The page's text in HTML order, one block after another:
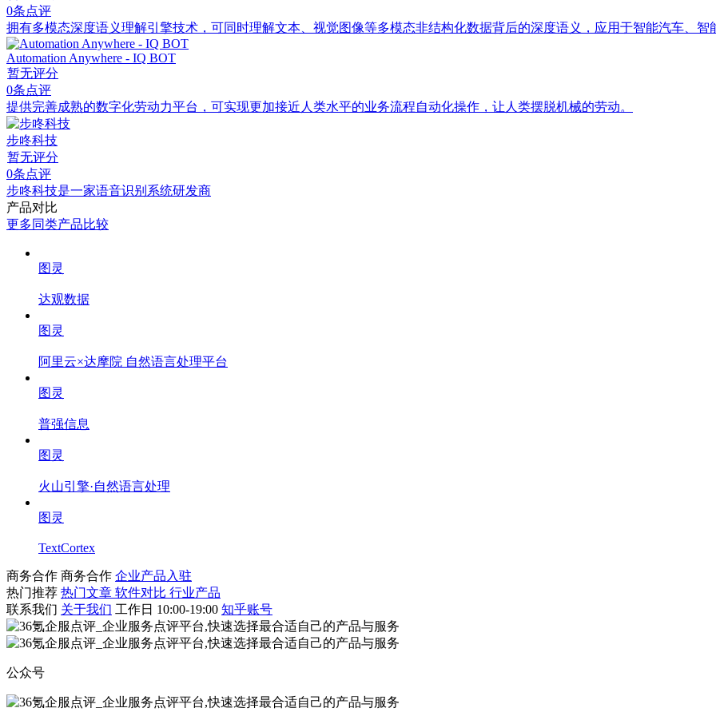
0条点评
拥有多模态深度语义理解引擎技术，可同时理解文本、视觉图像等多模态非结构化数据背后的深度语义，应用于智能汽车、智
Automation Anywhere - IQ BOT
暂无评分
0条点评
提供完善成熟的数字化劳动力平台，可实现更加接近人类水平的业务流程自动化操作，让人类摆脱机械的劳动。
步咚科技
暂无评分
0条点评
步咚科技是一家语音识别系统研发商
产品对比
更多同类产品比较
图灵
达观数据
图灵
阿里云×达摩院 自然语言处理平台
图灵
普强信息
图灵
火山引擎·自然语言处理
图灵
TextCortex
商务合作 商务合作 企业产品入驻
热门推荐 热门文章 软件对比 行业产品
联系我们 关于我们 工作日 10:00-19:00 知乎账号
公众号